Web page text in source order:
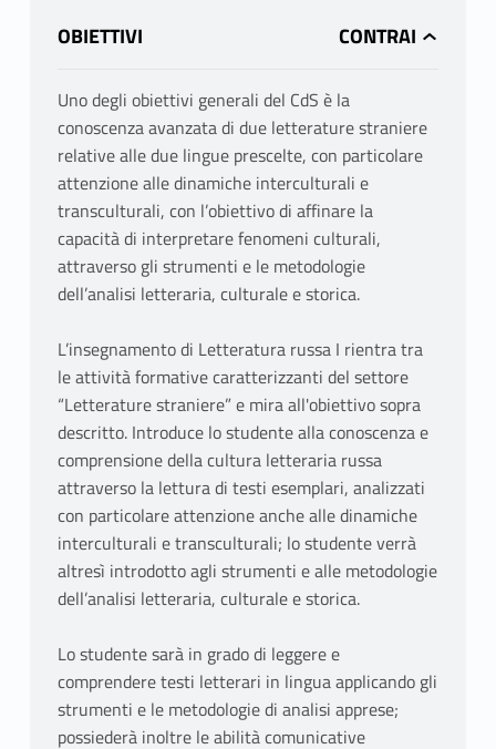
OBIETTIVI
Uno degli obiettivi generali del CdS è la
conoscenza avanzata di due letterature straniere
relative alle due lingue prescelte, con particolare
attenzione alle dinamiche interculturali e
transculturali, con l’obiettivo di affinare la
capacità di interpretare fenomeni culturali,
attraverso gli strumenti e le metodologie
dell’analisi letteraria, culturale e storica.
L’insegnamento di Letteratura russa I rientra tra
le attività formative caratterizzanti del settore
“Letterature straniere” e mira all'obiettivo sopra
descritto. Introduce lo studente alla conoscenza e
comprensione della cultura letteraria russa
attraverso la lettura di testi esemplari, analizzati
con particolare attenzione anche alle dinamiche
interculturali e transculturali; lo studente verrà
altresì introdotto agli strumenti e alle metodologie
dell’analisi letteraria, culturale e storica.
Lo studente sarà in grado di leggere e
comprendere testi letterari in lingua applicando gli
strumenti e le metodologie di analisi apprese;
possiederà inoltre le abilità comunicative